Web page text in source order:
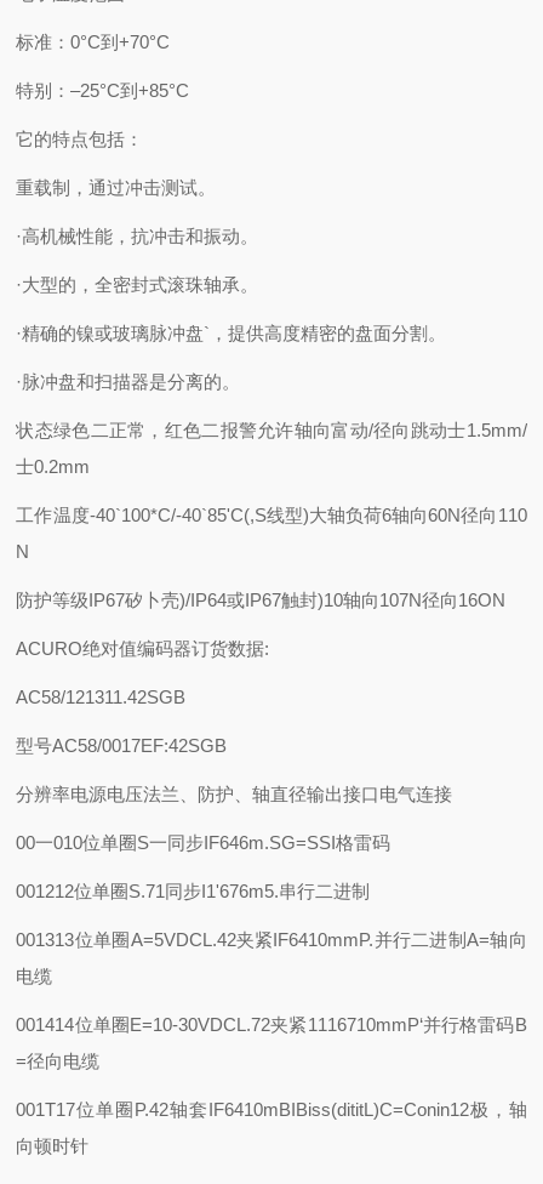
标准：0°C到+70°C
特别：–25°C到+85°C
它的特点包括：
重载制，通过冲击测试。
·高机械性能，抗冲击和振动。
·大型的，全密封式滚珠轴承。
·精确的镍或玻璃脉冲盘`，提供高度精密的盘面分割。
·脉冲盘和扫描器是分离的。
状态绿色二正常，红色二报警允许轴向富动/径向跳动士1.5mm/
士0.2mm
工作温度-40`100*C/-40`85'C(,S线型)大轴负荷6轴向60N径向110
N
防护等级IP67矽卜壳)/IP64或IP67触封)10轴向107N径向16ON
ACURO绝对值编码器订货数据:
AC58/121311.42SGB
型号AC58/0017EF:42SGB
分辨率电源电压法兰、防护、轴直径输出接口电气连接
00一010位单圈S一同步IF646m.SG=SSI格雷码
001212位单圈S.71同步I1'676m5.串行二进制
001313位单圈A=5VDCL.42夹紧IF6410mmP.并行二进制A=轴向
电缆
001414位单圈E=10-30VDCL.72夹紧1116710mmP‘并行格雷码B
=径向电缆
001T17位单圈 P.42轴套IF6410mBIBiss(dititL)C=Conin12极，轴
向顿时针